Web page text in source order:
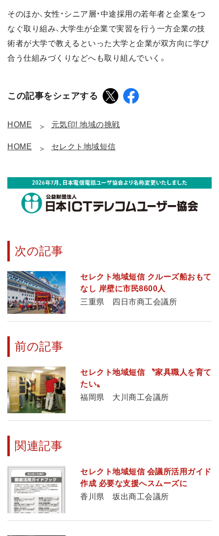
そのほか、女性・シニア層・中途採用の若年者と企業をつ
なぐ取り組み、大学生が企業で実習を行う一方企業の技
術者が大学で教えるといった大学と企業が双方向に学び
合う仕組みづくりなどへも取り組んでいく。
この記事をシェアする
HOME 元気印! 地域の挑戦
HOME セレクト地域短信
次の記事
セレクト地域短信 クルーズ船おもて
なし 岸壁に市民8600人
三重県 四日市商工会議所
前の記事
セレクト地域短信 〝家具職人を育て
たい〟
福岡県 大川商工会議所
関連記事
セレクト地域短信 会議所活用ガイド
作成 必要な支援へスムーズに
香川県 坂出商工会議所